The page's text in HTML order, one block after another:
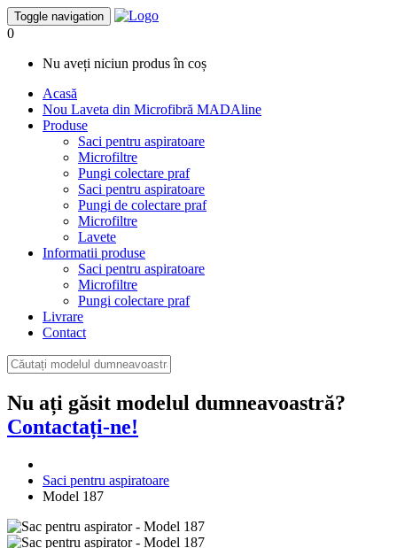
Toggle navigation
0
Nu aveți niciun produs în coș
Acasă
Nou Laveta din Microfibră MADAline
Produse
Saci pentru aspiratoare
Microfiltre
Pungi colectare praf
Saci pentru aspiratoare
Pungi de colectare praf
Microfiltre
Lavete
Informatii produse
Saci pentru aspiratoare
Microfiltre
Pungi colectare praf
Livrare
Contact
Nu ați găsit modelul dumneavoastră?
Contactați-ne!
Saci pentru aspiratoare
Model 187